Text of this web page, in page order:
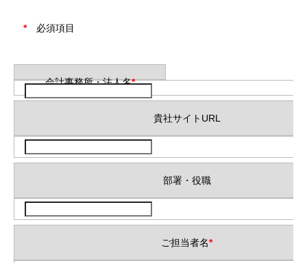
*必須項目
会計事務所・法人名*
貴社サイトURL
部署・役職
ご担当者名*